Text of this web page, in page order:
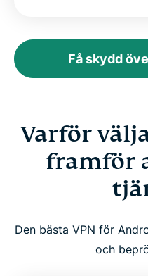
Få skydd
Varför
framför
Den bästa VPN för
och